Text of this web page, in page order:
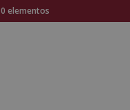
0 elementos